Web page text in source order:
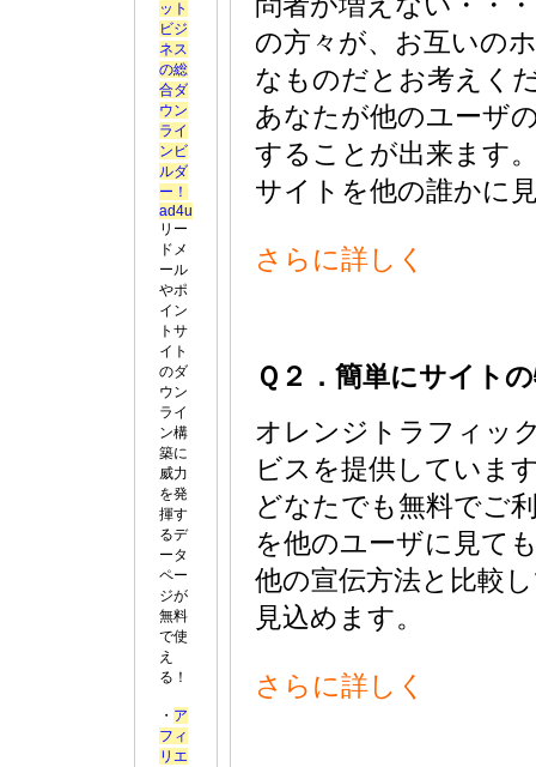
ット
ビジ
ネス
の総
合ダ
ウン
ライ
ンビ
ルダ
ー！
ad4u
リー
ドメ
ール
やポ
イン
トサ
イト
のダ
ウン
ライ
ン構
築に
威力
を発
揮す
るデ
ータ
ペー
ジが
無料
で使
え
る！
・ ア
フィ
リエ
の方々が、お互いの
なものだとお考えく
あなたが他のユーザ
することが出来ます
サイトを他の誰かに
さらに詳しく
Ｑ２．簡単にサイト
オレンジトラフィッ
ビスを提供していま
どなたでも無料でご
を他のユーザに見て
他の宣伝方法と比較
見込めます。
さらに詳しく